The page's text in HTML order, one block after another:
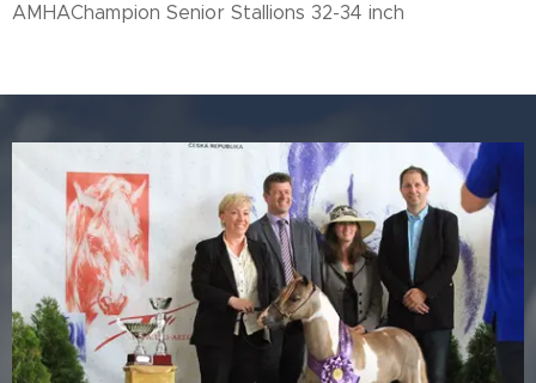
AMHAChampion Senior Stallions 32-34 inch